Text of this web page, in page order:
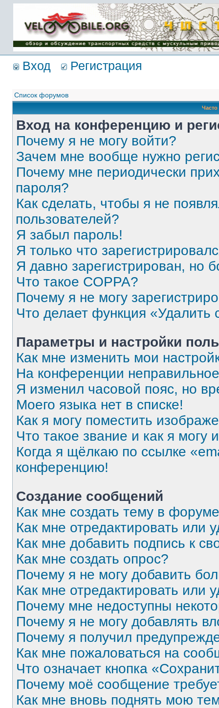
Имя пользователя:
Пароль:
{ LOG_ME_IN_SHORT
}
Вход Регистрация
Список форумов
Вход на конференцию и
Почему я не могу войти?
Зачем мне вообще нужно
Почему мне периодически
пароля?
Как сделать, чтобы я не
пользователей?
Я забыл пароль!
Я только что
Я давно зарегистрирован, но
Что такое COPPA?
Почему я не могу
Что делает функция
Параметры и настройки
Как мне изменить мои
На конференции
Я изменил часовой пояс, но
Моего языка нет в списке!
Как я могу поместить
Что такое звание и как я могу
Когда я щёлкаю по ссылке
конференцию!
Создание сообщений
Как мне создать тему в
Как мне отредактировать или
Как мне добавить подпись к
Как мне создать опрос?
Почему я не могу добавить
Как мне отредактировать или
Почему мне недоступны
Почему я не могу добавлять
Почему я получил
Как мне пожаловаться на
Что означает кнопка
Почему моё сообщение
Как мне вновь поднять мою